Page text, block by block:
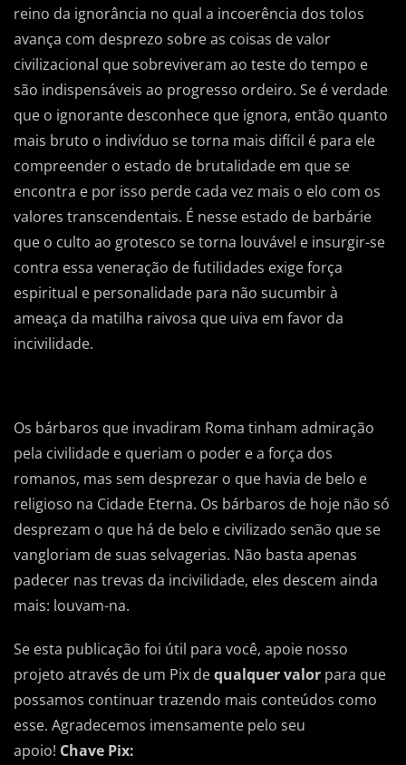
reino da ignorância no qual a incoerência dos tolos
avança com desprezo sobre as coisas de valor
civilizacional que sobreviveram ao teste do tempo e
são indispensáveis ao progresso ordeiro. Se é verdade
que o ignorante desconhece que ignora, então quanto
mais bruto o indivíduo se torna mais difícil é para ele
compreender o estado de brutalidade em que se
encontra e por isso perde cada vez mais o elo com os
valores transcendentais. É nesse estado de barbárie
que o culto ao grotesco se torna louvável e insurgir-se
contra essa veneração de futilidades exige força
espiritual e personalidade para não sucumbir à
ameaça da matilha raivosa que uiva em favor da
incivilidade.
Os bárbaros que invadiram Roma tinham admiração
pela civilidade e queriam o poder e a força dos
romanos, mas sem desprezar o que havia de belo e
religioso na Cidade Eterna. Os bárbaros de hoje não só
desprezam o que há de belo e civilizado senão que se
vangloriam de suas selvagerias. Não basta apenas
padecer nas trevas da incivilidade, eles descem ainda
mais: louvam-na.
Se esta publicação foi útil para você, apoie nosso
projeto através de um Pix dequalquer valor para que
possamos continuar trazendo mais conteúdos como
esse. Agradecemos imensamente pelo seu
apoio! Chave Pix: